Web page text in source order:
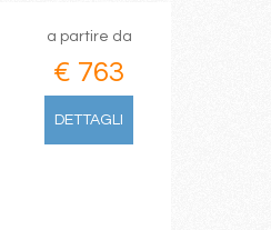
a partire da
€ 763
DETTAGLI